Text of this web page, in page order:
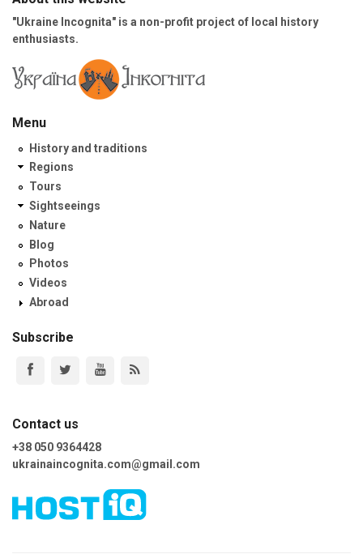
"Ukraine Incognita" is a non-profit project of local history
enthusiasts.
Menu
History and traditions
Regions
Tours
Sightseeings
Nature
Blog
Photos
Videos
Abroad
Subscribe
Contact us
+38 050 9364428
ukrainaincognita.com@gmail.com